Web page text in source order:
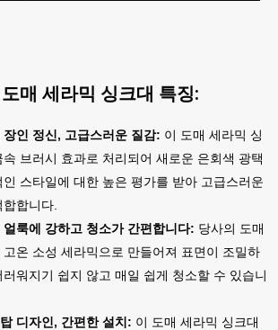
매 세라믹 싱크대 특징:
장인 정신, 고급스러운 질감: 이 도매 세라믹 싱
속 브러시 효과로 처리되어 새로운 은회색 광택
인 스타일에 대한 높은 평가를 받아 고급스러운
합니다.
룩에 강하고 청소가 간편합니다: 당사의 도매
고온 소성 세라믹으로 만들어져 표면이 조밀하
러워지기 쉽지 않고 매일 쉽게 청소할 수 있습니
디자인, 간편한 설치: 이 도매 세라믹 싱크대